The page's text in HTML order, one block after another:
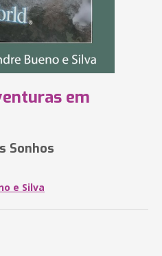
em
Sonhos
e Silva